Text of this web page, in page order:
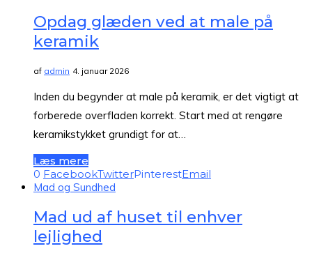
Opdag glæden ved at male på
keramik
af admin 4. januar 2026
Inden du begynder at male på keramik, er det vigtigt at
forberede overfladen korrekt. Start med at rengøre
keramikstykket grundigt for at…
Læs mere
0 FacebookTwitterPinterestEmail
Mad og Sundhed
Mad ud af huset til enhver
lejlighed